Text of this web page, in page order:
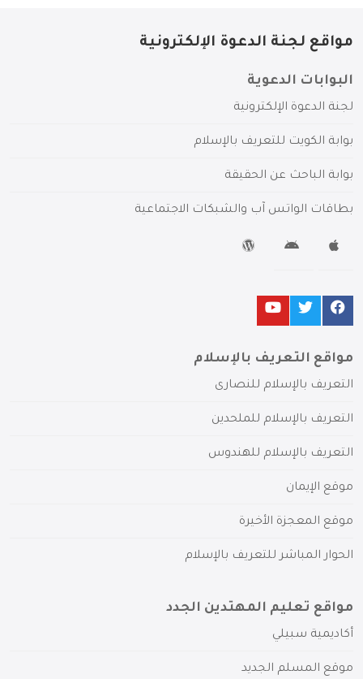
مواقع لجنة الدعوة الإلكترونية
البوابات الدعوية
لجنة الدعوة الإلكترونية
بوابة الكويت للتعريف بالإسلام
بوابة الباحث عن الحقيقة
بطاقات الواتس آب والشبكات الاجتماعية
مواقع التعريف بالإسلام
التعريف بالإسلام للنصارى
التعريف بالإسلام للملحدين
التعريف بالإسلام للهندوس
موقع الإيمان
موقع المعجزة الأخيرة
الحوار المباشر للتعريف بالإسلام
مواقع تعليم المهتدين الجدد
أكاديمية سبيلي
موقع المسلم الجديد